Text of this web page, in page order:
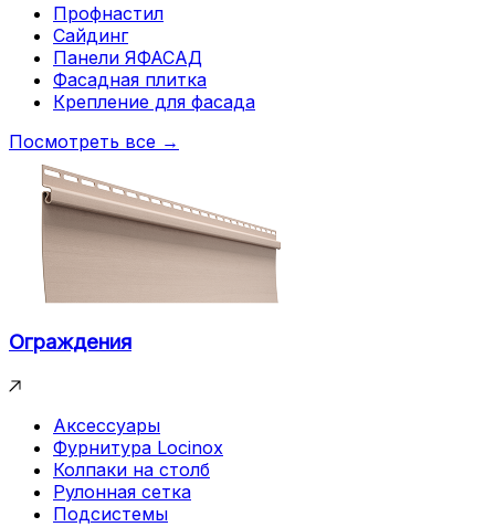
Профнастил
Сайдинг
Панели ЯФАСАД
Фасадная плитка
Крепление для фасада
Посмотреть все →
Ограждения
Аксессуары
Фурнитура Locinox
Колпаки на столб
Рулонная сетка
Подсистемы